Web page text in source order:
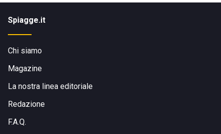
Spiagge.it
Chi siamo
Magazine
La nostra linea editoriale
Redazione
F.A.Q.